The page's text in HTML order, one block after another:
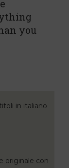
you
in italiano
originale con